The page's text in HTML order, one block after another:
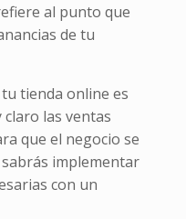
al punto que
de tu
tienda online es
las ventas
que el negocio se
implementar
con un